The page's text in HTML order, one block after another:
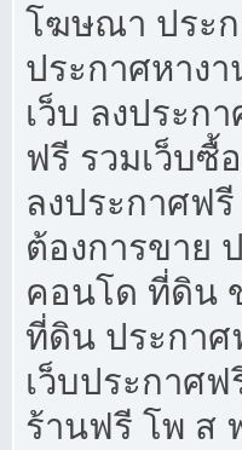
โฆษณา ประ
ประกาศหาง
เว็บ ลงประก
ฟรี รวมเว็บซื้
ลงประกาศฟ
ต้องการขาย
คอนโด ที่ดิน
ที่ดิน ประกา
เว็บประกาศ
ร้านฟรี โพ ส